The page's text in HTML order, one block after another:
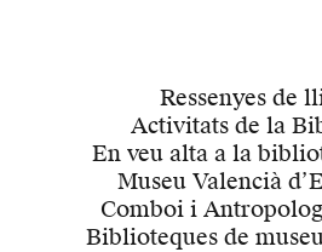
Ressenyes de
Activitats de la
En veu alta a la
Museu Valencià
Comboi i
Biblioteques de